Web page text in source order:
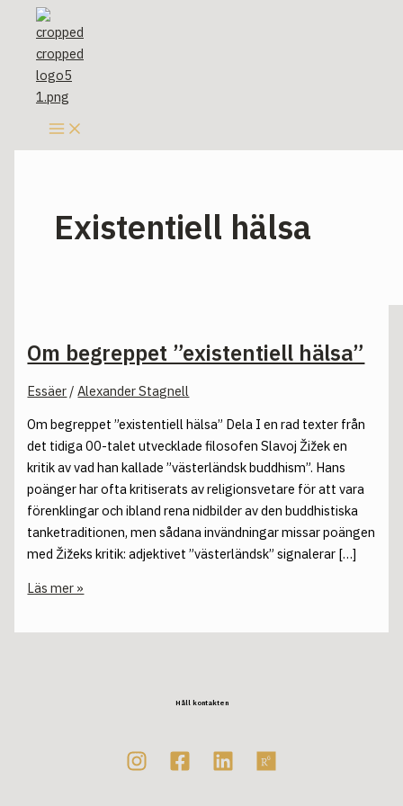
Hoppa
innehåll
Existentiell hälsa
Om begreppet ”existentiell hälsa”
Essäer /Alexander Stagnell
Om begreppet ”existentiell hälsa” Dela I en rad texter från
det tidiga 00-talet utvecklade filosofen Slavoj Žižek en
kritik av vad han kallade ”västerländsk buddhism”. Hans
poänger har ofta kritiserats av religionsvetare för att vara
förenklingar och ibland rena nidbilder av den buddhistiska
tanketraditionen, men sådana invändningar missar poängen
med Žižeks kritik: adjektivet ”västerländsk” signalerar […]
Om
begreppet
”existentiell
hälsa”
Läs mer »
Håll kontakten